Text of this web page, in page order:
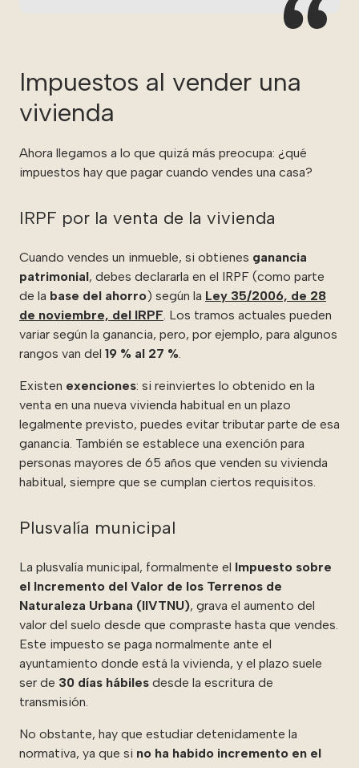
Impuestos al vender una
vivienda
Ahora llegamos a lo que quizá más preocupa: ¿qué
impuestos hay que pagar cuando vendes una casa?
IRPF por la venta de la vivienda
Cuando vendes un inmueble, si obtienes ganancia
patrimonial, debes declararla en el IRPF (como parte
de la base del ahorro) según la Ley 35/2006, de 28
de noviembre, del IRPF . Los tramos actuales pueden
variar según la ganancia, pero, por ejemplo, para algunos
rangos van del 19 % al 27 %
Existen exenciones: si reinviertes lo obtenido en la
venta en una nueva vivienda habitual en un plazo
legalmente previsto, puedes evitar tributar parte de esa
ganancia. También se establece una exención para
personas mayores de 65 años que venden su vivienda
habitual, siempre que se cumplan ciertos requisitos.
Plusvalía municipal
La plusvalía municipal, formalmente el Impuesto sobre
el Incremento del Valor de los Terrenos de
Naturaleza Urbana (IIVTNU), grava el aumento del
valor del suelo desde que compraste hasta que vendes.
Este impuesto se paga normalmente ante el
ayuntamiento donde está la vivienda, y el plazo suele
ser de 30 días hábiles desde la escritura de
transmisión.
No obstante, hay que estudiar detenidamente la
normativa, ya que si no ha habido incremento en el